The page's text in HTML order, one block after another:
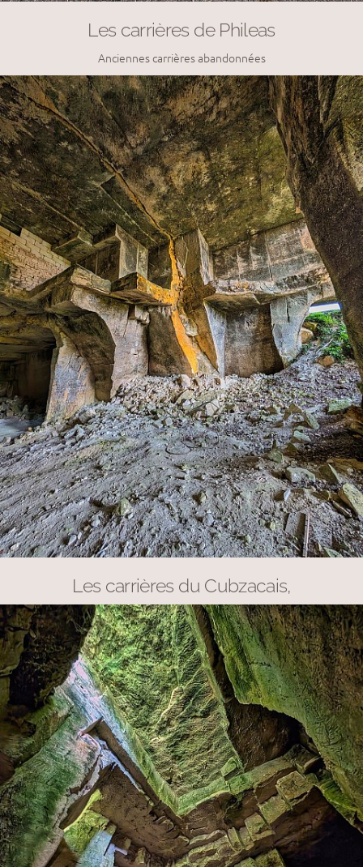
Les carrières de Phileas
Anciennes carrières abandonnées
Les carrières du Cubzacais,